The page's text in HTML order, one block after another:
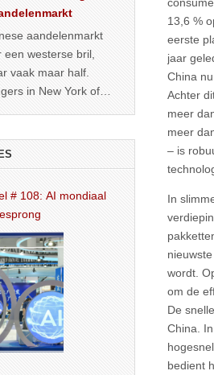
13,6 %
eerste
jaar
China
Achter
meer
meer
– is
In
wordt.
om de
De
China.
bedient
aandelenmarkt
een westerse bril,
vaak maar half.
in New York of
AI mondiaal